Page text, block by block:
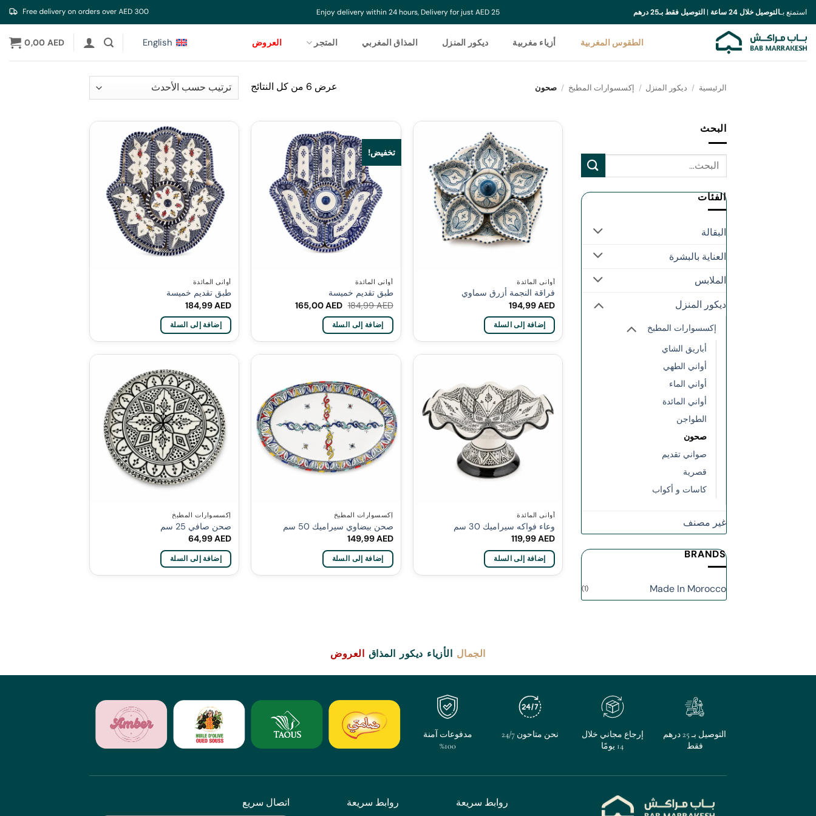
تخطي
للمحتوى
استمتع بـالتوصيل خلال 24 ساعة |التوصيل فقط بـ25 درهم Enjoy delivery within 24 hours, Delivery for just AED 25
الطقوس المغربية أزياء مغربية ديكور المنزل المذاق المغربي المتجر العروض English
0,00 AED
الرئيسية / ديكور المنزل / إكسسوارات المطبخ / صحون عرض ⁦6⁩ من كل النتائج
تم
الفرز
الأحدث
البحث
الفئات
البقالة
العناية بالبشرة
الملابس
ديكور المنزل
إكسسوارات المطبخ
أباريق الشاي
أواني الطهي
أواني الماء
أواني المائدة
الطواجن
صحون
صواني تقديم
قصرية
كاسات و أكواب
غير مصنف
BRANDS
Made In Morocco
(1)
أواني المائدة
فراقة النجمة أزرق سماوي
194,99AED
إضافة إلى السلة
تخفيض!
أواني المائدة
طبق تقديم خميسة
184,99AED السعر
هو:
184,99 AED.
165,00AED السعر
إضافة إلى السلة
أواني المائدة
طبق تقديم خميسة
184,99AED
إضافة إلى السلة
أواني المائدة
وعاء فواكه سيراميك 30 سم
119,99AED
إضافة إلى السلة
إكسسوارات المطبخ
صحن بيضاوي سيراميك 50 سم
149,99AED
إضافة إلى السلة
إكسسوارات المطبخ
صحن صافي 25 سم
64,99AED
إضافة إلى السلة
الجمال الأزياء ديكور المذاق العروض
التوصيل بـ 25 درهم
فقط
إرجاع مجاني خلال
14 يومًا
نحن متاحون 24/7
مدفوعات آمنة
100%
روابط سريعة روابط سريعة اتصال سريع